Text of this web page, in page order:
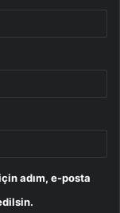
adım, e-posta